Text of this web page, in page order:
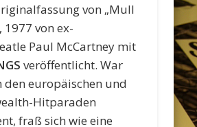
von „Mull
1977 von ex-
Paul McCartney mit
veröffentlicht. War
den europäischen und
Hitparaden
fraß sich wie eine